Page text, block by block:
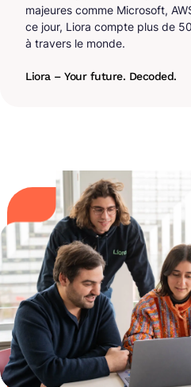
majeures comme Microsoft,
ce jour, Liora compte plus de
à travers le monde.
Liora – Your future. Decoded.